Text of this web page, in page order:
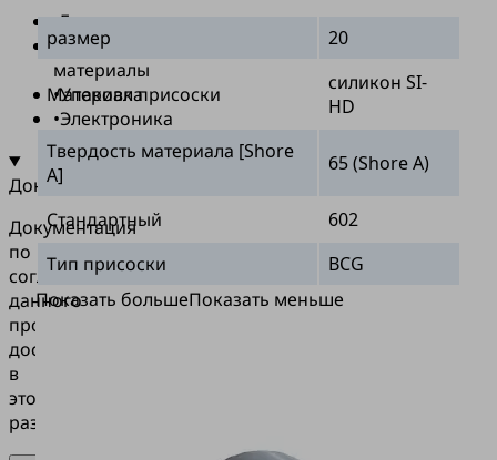
Еда
•Универсальные
материалы
•Упаковка
•Электроника
Документация
Документация
по
согласованию
данного
продукта
доступна
в
этом
разделе.
размер 20
Материал присоски
силикон SI-
HD
Твердость материала [Shore
A]
65 (Shore A)
Стандартный
602
Тип присоски
BCG
Показать большеПоказать меньше